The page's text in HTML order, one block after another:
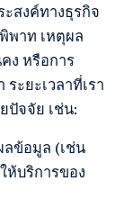
สงค์ทางธุรกิจ
พาท เหตุผล
ง หรือการ
ะยะเวลาที่เรา
ปัจจัย เช่น:
ลข้อมูล (เช่น
ห้บริการของ